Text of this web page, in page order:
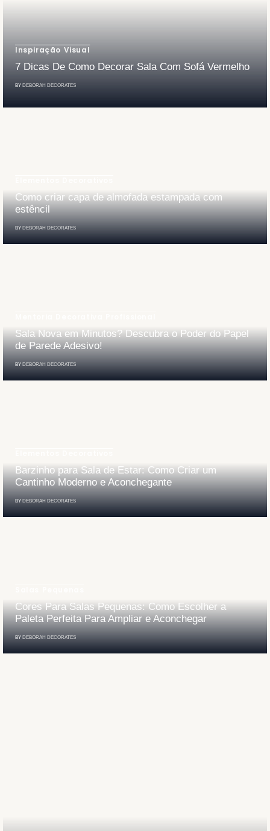
Inspiração Visual
7 Dicas De Como Decorar Sala Com Sofá Vermelho
BY DEBORAH DECORATES
Como criar capa de almofada estampada com
estêncil
BY DEBORAH DECORATES
Sala Nova em Minutos? Descubra o Poder do Papel
de Parede Adesivo!
BY DEBORAH DECORATES
Barzinho para Sala de Estar: Como Criar um
Cantinho Moderno e Aconchegante
BY DEBORAH DECORATES
Cores Para Salas Pequenas: Como Escolher a
Paleta Perfeita Para Ampliar e Aconchegar
BY DEBORAH DECORATES